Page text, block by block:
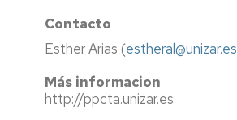
Contacto
Esther Arias (estheral@unizar.es
Más informacion
http://ppcta.unizar.es